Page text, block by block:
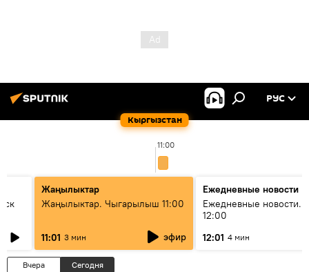
Кыргызстан
РУС
11:00
Жаңылыктар
Жаңылыктар. Чыгарылыш 11:00
11:01 3 мин эфир
Ежедневные новости
Ежедневные новости.
12:00
12:01 4 мин
Вчера Сегодня